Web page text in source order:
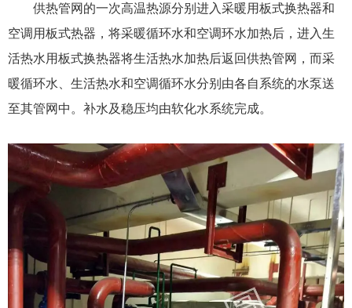
供热管网的一次高温热源分别进入采暖用板式换热器和
空调用板式热器，将采暖循环水和空调环水加热后，进入生
活热水用板式换热器将生活热水加热后返回供热管网，而采
暖循环水、生活热水和空调循环水分别由各自系统的水泵送
至其管网中。补水及稳压均由软化水系统完成。